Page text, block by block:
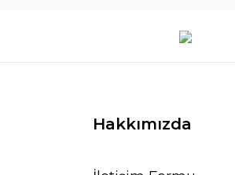
Hakkımızda